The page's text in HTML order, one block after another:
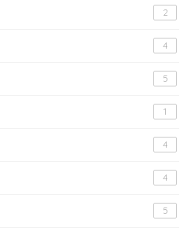
2
4
5
1
4
4
5